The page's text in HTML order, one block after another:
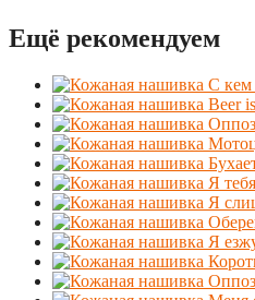
Ещё рекомендуем